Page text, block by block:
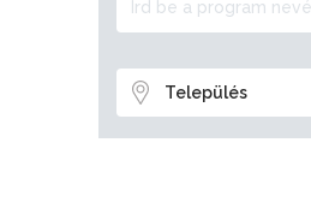
Település